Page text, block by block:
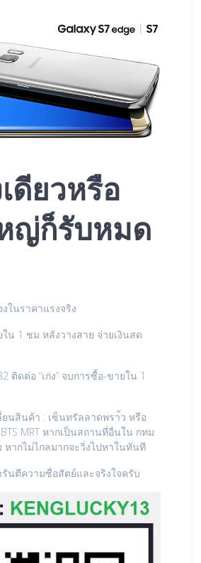
ดียวหรือ
ญ่ก็รับหมด
ในราคาแรงจริง
น 1 ชม หลังวางสาย จ่ายเงินสด
ติดต่อ “เก่ง” จบการซื้อ-ขายใน 1
นสินค้า : เซ็นทรัลลาดพรา้ว หรือ
MRT หากเป็นสถานที่อื่นใน กทม
หากไม่ไกลมากจะวิ่งไปหาในทันที
รันตีความซื่อสัตย์และจริงใจครับ